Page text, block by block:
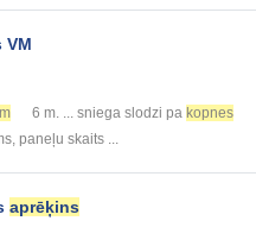
VM
6 m. ... sniega slodzi pa kopnes
paneļu skaits ...
aprēķins